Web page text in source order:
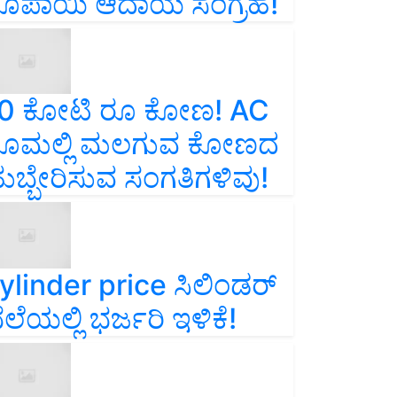
ಕೋಟಿ ರೂ ಕೋಣ! AC
ಮಲಗುವ ಕೋಣದ
ಸಂಗತಿಗಳಿವು!
price ಸಿಲಿಂಡರ್‌
ಭರ್ಜರಿ ಇಳಿಕೆ!